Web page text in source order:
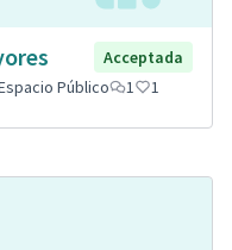
Acceptada
Público 1 1